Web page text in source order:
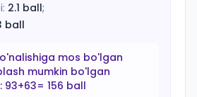
2.1 ball;
ball
mos bo'lgan
mumkin bo'lgan
93+63= 156 ball